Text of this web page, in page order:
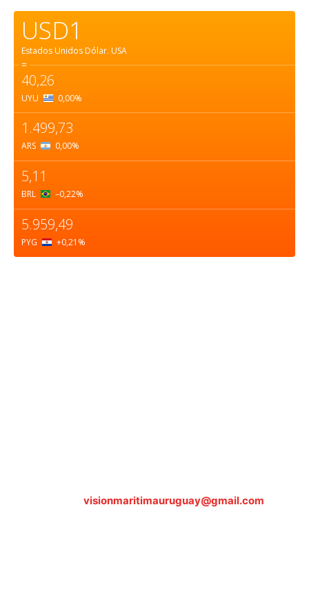
USD1
Estados Unidos Dólar. USA
=
40,26
UYU 0,00%
1.499,73
ARS 0,00%
5,11
BRL –0,22%
5.959,49
PYG +0,21 %
visionmaritimauruguay@gmail.com